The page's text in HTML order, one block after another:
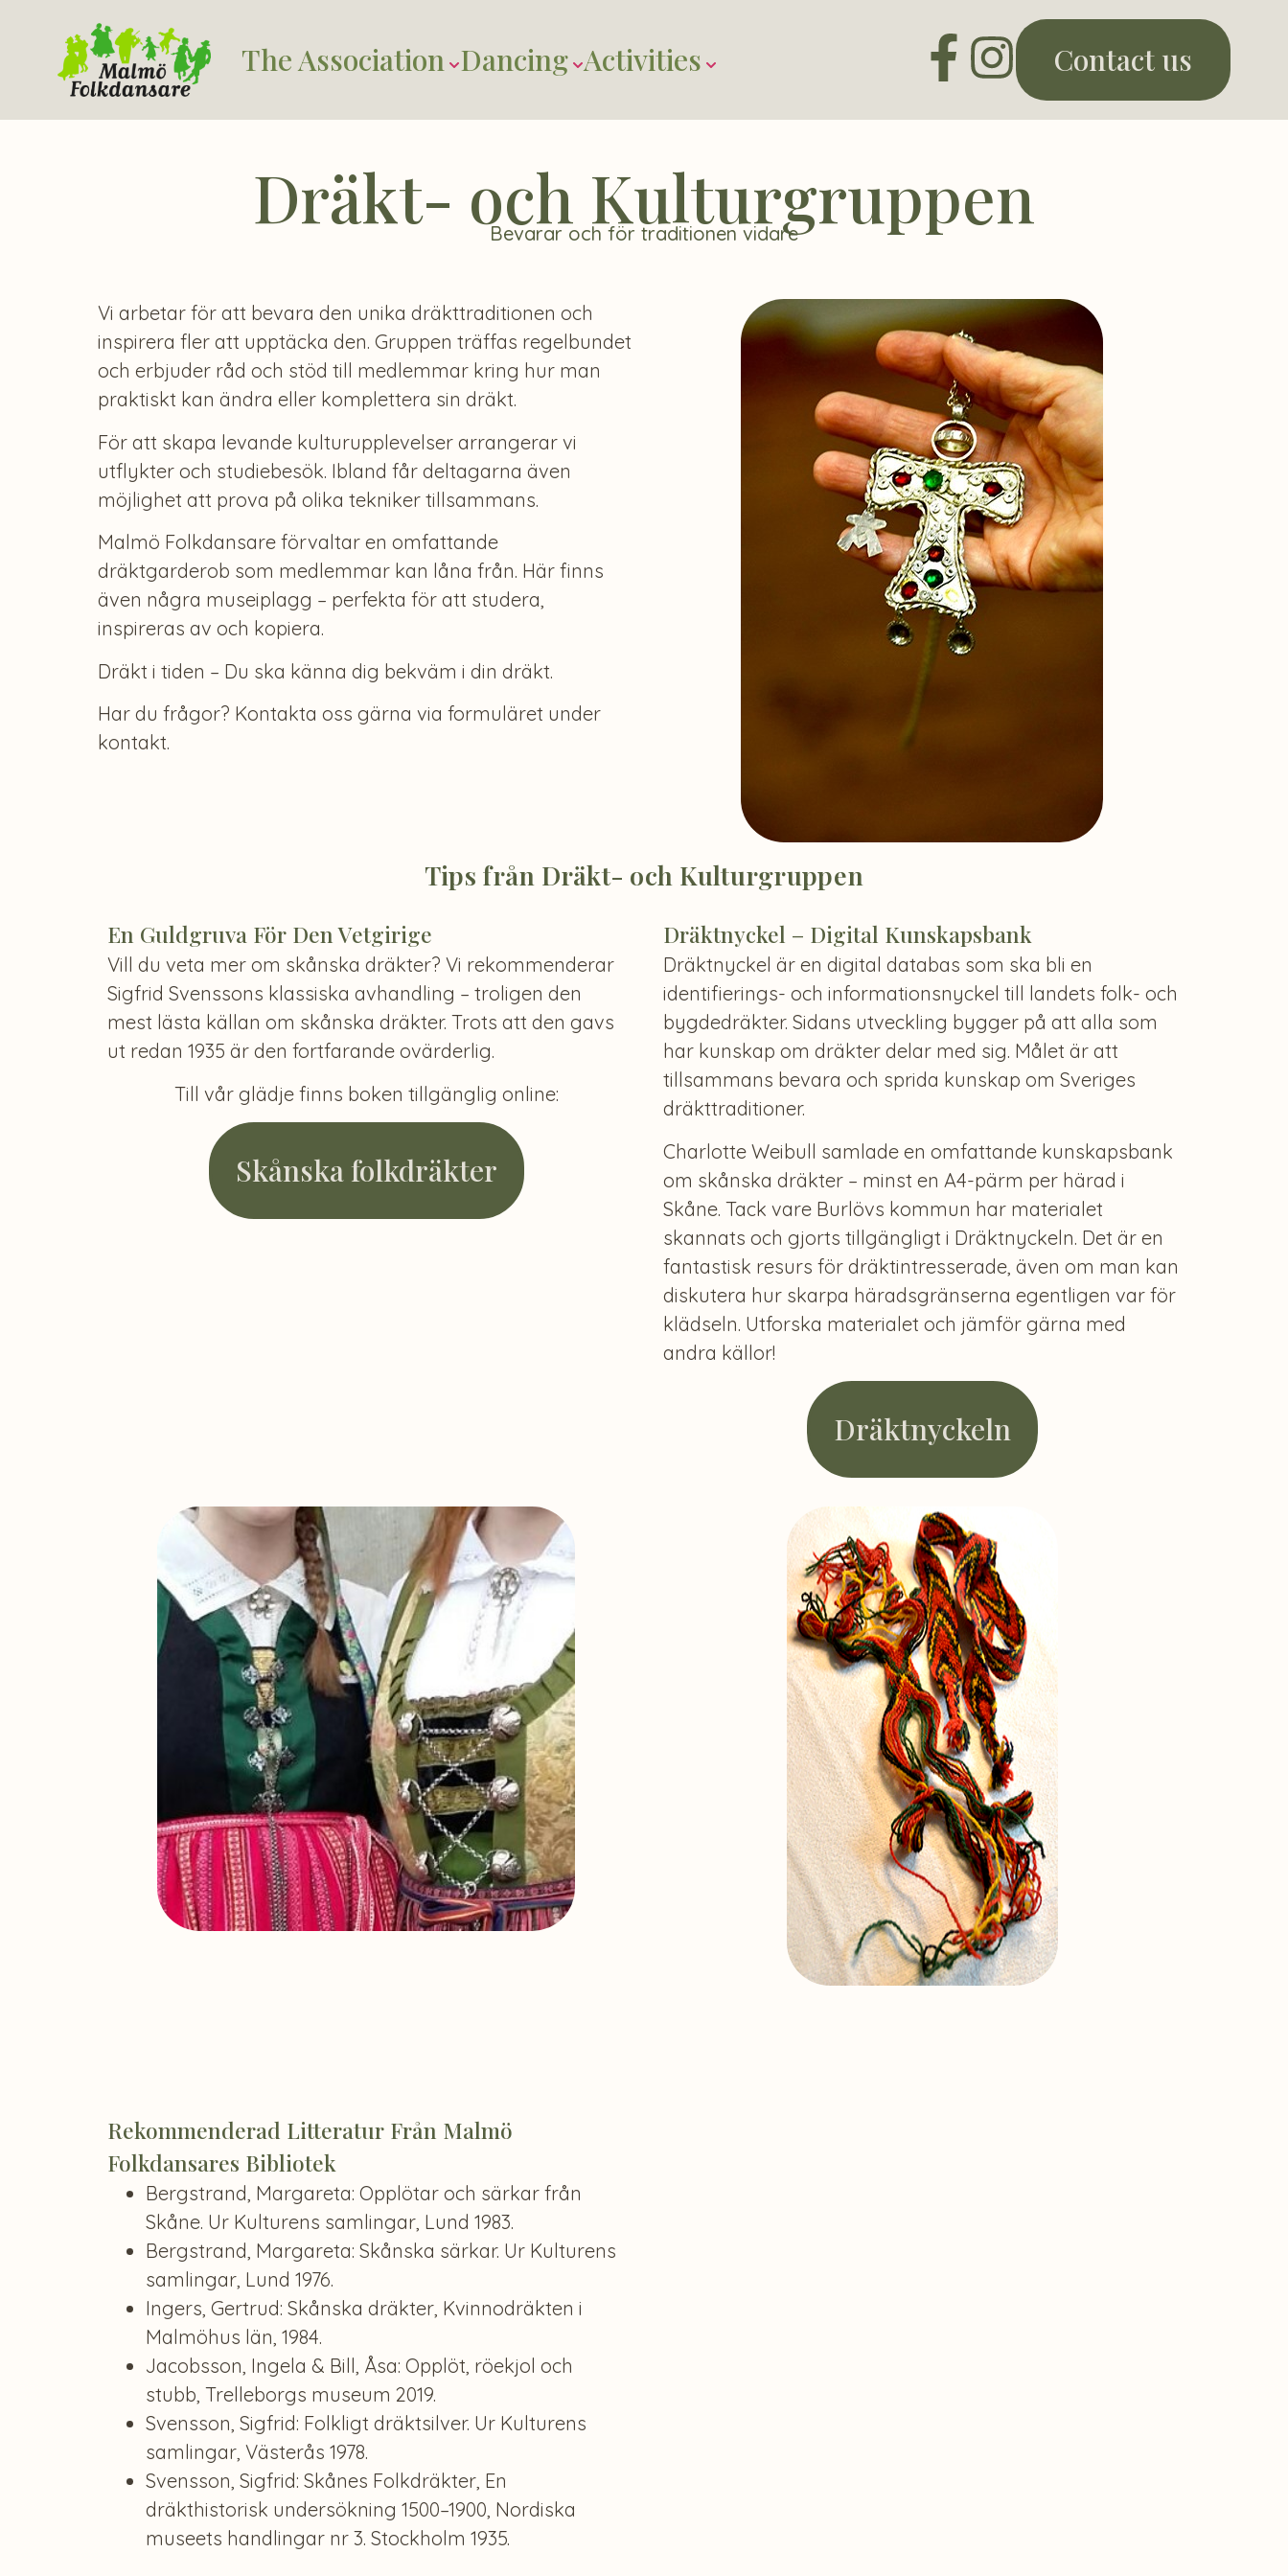
The Association Dancing Activities Contact us
Dräkt- och Kulturgruppen
Bevarar och för traditionen vidare
Vi arbetar för att bevara den unika dräkttraditionen och
inspirera fler att upptäcka den. Gruppen träffas regelbundet
och erbjuder råd och stöd till medlemmar kring hur man
praktiskt kan ändra eller komplettera sin dräkt.
För att skapa levande kulturupplevelser arrangerar vi
utflykter och studiebesök. Ibland får deltagarna även
möjlighet att prova på olika tekniker tillsammans.
Malmö Folkdansare förvaltar en omfattande
dräktgarderob som medlemmar kan låna från. Här finns
även några museiplagg – perfekta för att studera,
inspireras av och kopiera.
Dräkt i tiden – Du ska känna dig bekväm i din dräkt.
Har du frågor? Kontakta oss gärna via formuläret under
kontakt.
Tips från Dräkt- och Kulturgruppen
En Guldgruva För Den Vetgirige
Vill du veta mer om skånska dräkter? Vi rekommenderar
Sigfrid Svenssons klassiska avhandling – troligen den
mest lästa källan om skånska dräkter. Trots att den gavs
ut redan 1935 är den fortfarande ovärderlig.
Till vår glädje finns boken tillgänglig online:
Skånska folkdräkter
Dräktnyckel – Digital Kunskapsbank
Dräktnyckel är en digital databas som ska bli en
identifierings- och informationsnyckel till landets folk- och
bygdedräkter. Sidans utveckling bygger på att alla som
har kunskap om dräkter delar med sig. Målet är att
tillsammans bevara och sprida kunskap om Sveriges
dräkttraditioner.
Charlotte Weibull samlade en omfattande kunskapsbank
om skånska dräkter – minst en A4-pärm per härad i
Skåne. Tack vare Burlövs kommun har materialet
skannats och gjorts tillgängligt i Dräktnyckeln. Det är en
fantastisk resurs för dräktintresserade, även om man kan
diskutera hur skarpa häradsgränserna egentligen var för
klädseln. Utforska materialet och jämför gärna med
andra källor!
Dräktnyckeln
Rekommenderad Litteratur Från Malmö
Folkdansares Bibliotek
Bergstrand, Margareta: Opplötar och särkar från
Skåne. Ur Kulturens samlingar, Lund 1983.
Bergstrand, Margareta: Skånska särkar. Ur Kulturens
samlingar, Lund 1976.
Ingers, Gertrud: Skånska dräkter, Kvinnodräkten i
Malmöhus län, 1984.
Jacobsson, Ingela & Bill, Åsa: Opplöt, röekjol och
stubb, Trelleborgs museum 2019.
Svensson, Sigfrid: Folkligt dräktsilver. Ur Kulturens
samlingar, Västerås 1978.
Svensson, Sigfrid: Skånes Folkdräkter, En
dräkthistorisk undersökning 1500–1900, Nordiska
museets handlingar nr 3. Stockholm 1935.